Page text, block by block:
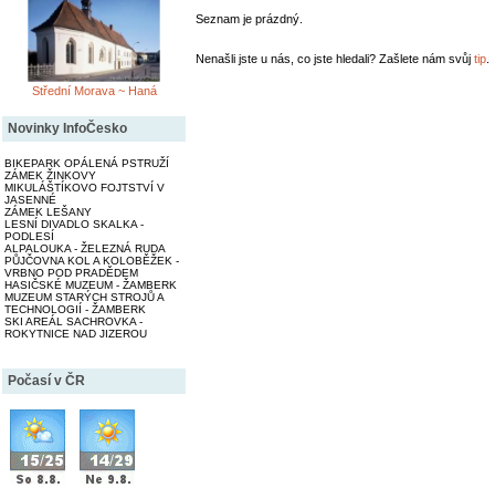
Střední Morava ~ Haná
Novinky InfoČesko
BIKEPARK OPÁLENÁ PSTRUŽÍ
ZÁMEK ŽINKOVY
MIKULÁŠTÍKOVO FOJTSTVÍ V
JASENNÉ
ZÁMEK LEŠANY
LESNÍ DIVADLO SKALKA -
PODLESÍ
ALPALOUKA - ŽELEZNÁ RUDA
PŮJČOVNA KOL A KOLOBĚŽEK -
VRBNO POD PRADĚDEM
HASIČSKÉ MUZEUM - ŽAMBERK
MUZEUM STARÝCH STROJŮ A
TECHNOLOGIÍ - ŽAMBERK
SKI AREÁL SACHROVKA -
ROKYTNICE NAD JIZEROU
Počasí v ČR
Seznam je prázdný.
Nenašli jste u nás, co jste hledali? Zašlete nám svůj tip